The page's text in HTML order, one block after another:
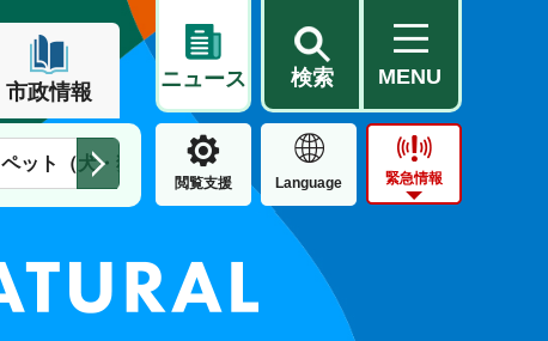
市政情報
ニュース 検索 MENU
ペット（犬・猫） 住民票・戸籍 公営住宅
閲覧支援 Language 緊急情報